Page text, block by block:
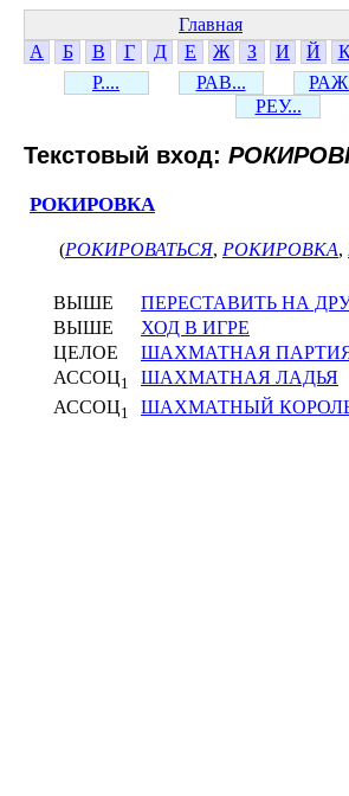
Главная
А
Б В Г Д Е Ж З И Й
Р....
РАВ...
РЕУ...
Текстовый вход:
РОКИРОВКА
(РОКИРОВАТЬСЯ, РОКИРОВКА,
ВЫШЕ
ПЕРЕСТАВИТЬ НА
ВЫШЕ
ХОД В ИГРЕ
ЦЕЛОЕ
ШАХМАТНАЯ
АССОЦ1
ШАХМАТНАЯ ЛАДЬЯ
АССОЦ1 ШАХМАТНЫЙ